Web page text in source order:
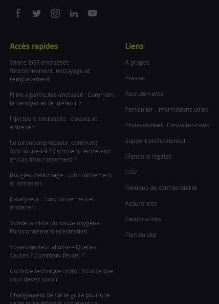
On
On
On
On
On
Accès rapides
Vanne EGR encrassée :
fonctionnement, nettoyage et
remplacement
Filtre à particules encrassé : Comment
le nettoyer et l’entretenir ?
Injecteurs encrassés : Causes et
entretien
Le turbocompresseur, comment
fonctionne-t-il ? Comment l’entretenir
en cas d’encrassement ?
Bougies d’allumage : Fonctionnement
et entretien
Catalyseur : Fonctionnement et
entretien
Sonde lambda ou sonde oxygène :
Fonctionnement et entretien
Voyant moteur allumé – Quelles
causes ? Comment l’éviter ?
Contrôle technique moto : Tout ce que
vous devez savoir
Changement de carte grise pour une
Liens
À propos
Presse
Recrutements
Particulier : informations utiles
Professionnel : Contactez-nous
Support professionnel
Mentions légales
CGV
Politique de confidentialité
Assurances
Certifications
Plan du site